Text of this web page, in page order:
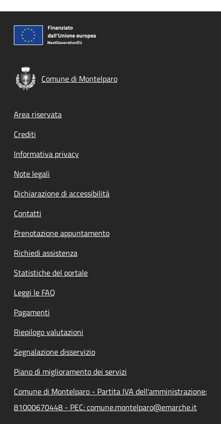
Comune di Montelparo
Footer menu
Area riservata
Crediti
Informativa privacy
Note legali
Dichiarazione di accessibilità
Contatti
Prenotazione appuntamento
Richiedi assistenza
Statistiche del portale
Leggi le FAQ
Pagamenti
Riepilogo valutazioni
Segnalazione disservizio
Piano di miglioramento dei servizi
Comune di Montelparo - Partita IVA dell'amministrazione:
81000670448 - PEC: comune.montelparo@emarche.it